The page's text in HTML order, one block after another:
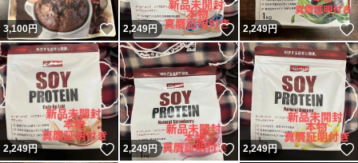
3,100円 いいね！
2,249円 いいね！
2,249円
2,249円 いいね！
2,249円 いいね！
2,249円